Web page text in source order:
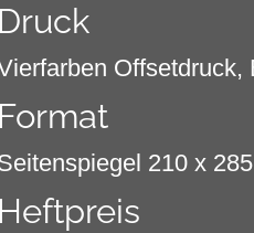
Druck
Offsetdruck,
Format
210 x
Heftpreis